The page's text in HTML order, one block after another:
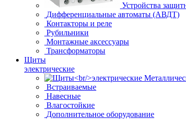
Устройства
Дифференциальные автоматы (АВДТ)
Контакторы и реле
Рубильники
Монтажные аксессуары
Трансформаторы
Щиты
электрические
Встраиваемые
Навесные
Влагостойкие
Дополнительное оборудование